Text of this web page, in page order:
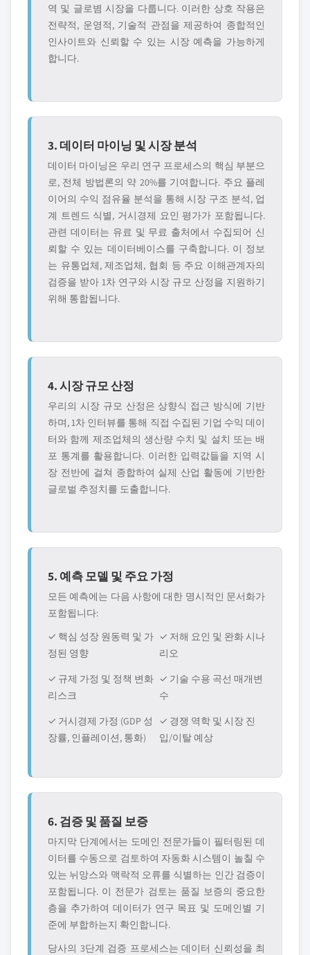
역 및 글로볌 시장을 다룹니다. 이러한 상호 작용은
전략적, 운영적, 기술적 관점을 제공하여 종합적인
인사이트와 신뢰할 수 있는 시장 예측을 가능하게
합니다.
3. 데이터 마이닝 및 시장 분석
데이터 마이닝은 우리 연구 프로세스의 핵심 부분으
로, 전체 방법론의 약 20%를 기여합니다. 주요 플레
이어의 수익 점유율 분석을 통해 시장 구조 분석, 업
계 트렌드 식별, 거시경제 요인 평가가 포함됩니다.
관련 데이터는 유료 및 무료 출처에서 수집되어 신
뢰할 수 있는 데이터베이스를 구축합니다. 이 정보
는 유통업체, 제조업체, 협회 등 주요 이해관계자의
검증을 받아 1차 연구와 시장 규모 산정을 지원하기
위해 통합됩니다.
4. 시장 규모 산정
우리의 시장 규모 산정은 상향식 접근 방식에 기반
하며, 1차 인터뷰를 통해 직접 수집된 기업 수익 데이
터와 함께 제조업체의 생산량 수치 및 설치 또는 배
포 통계를 활용합니다. 이러한 입력값들을 지역 시
장 전반에 걸쳐 종합하여 실제 산업 활동에 기반한
글로벌 추정치를 도출합니다.
5. 예측 모델 및 주요 가정
모든 예측에는 다음 사항에 대한 명시적인 문서화가
포함됩니다:
✓ 핵심 성장 원동력 및 가
정된 영향
✓ 저해 요인 및 완화 시나
리오
✓ 규제 가정 및 정책 변화
리스크
✓ 기술 수용 곡선 매개변
수
✓ 거시경제 가정 (GDP 성
장률, 인플레이션, 통화)
✓ 경쟁 역학 및 시장 진
입/이탈 예상
6. 검증 및 품질 보증
마지막 단계에서는 도메인 전문가들이 필터링된 데
이터를 수동으로 검토하여 자동화 시스템이 놀칠 수
있는 뉘앙스와 맥락적 오류를 식별하는 인간 검증이
포함됩니다. 이 전문가 검토는 품질 보증의 중요한
층을 추가하여 데이터가 연구 목표 및 도메인별 기
준에 부합하는지 확인합니다.
당사의 3단계 검증 프로세스는 데이터 신뢰성을 최